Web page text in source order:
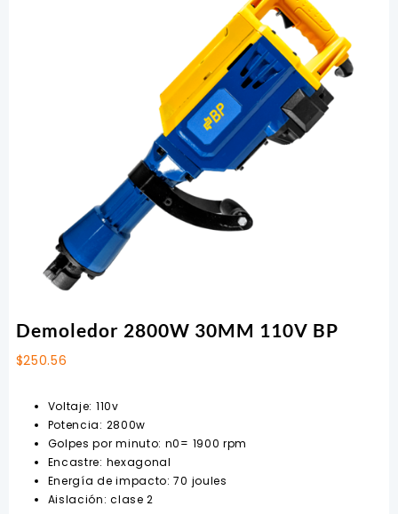
Demoledor 2800W 30MM 110V BP
$250.56
Voltaje: 110v
Potencia: 2800w
Golpes por minuto: n0= 1900 rpm
Encastre: hexagonal
Energía de impacto: 70 joules
Aislación: clase 2